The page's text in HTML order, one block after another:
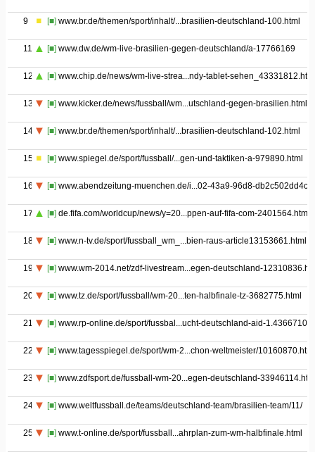
9 [■] www.br.de/themen/sport/inhalt/...brasilien-deutschland-100.html
11 [■] www.dw.de/wm-live-brasilien-gegen-deutschland/a-17766169
12 [■] www.chip.de/news/wm-live-strea...ndy-tablet-
13 [■] www.kicker.de/news/fussball/wm...utschland-gegen-brasilien.html
14 [■] www.br.de/themen/sport/inhalt/...brasilien-deutschland-102.html
15 [■] www.spiegel.de/sport/fussball/...gen-und-taktiken-a-979890.html
16 [■] www.abendzeitung-muenchen.de/i...02-43a9-96d8-
17 [■] de.fifa.com/worldcup/news/y=20...ppen-auf-fifa-com-2401564.html
18 [■] www.n-tv.de/sport/fussball_wm_...bien-raus-article13153661.html
19 [■] www.wm-2014.net/zdf-livestream...egen-deutschland-
20 [■] www.tz.de/sport/fussball/wm-20...ten-halbfinale-tz-3682775.html
21 [■] www.rp-online.de/sport/fussbal...ucht-deutschland-aid-1.4366710
22 [■] www.tagesspiegel.de/sport/wm-2...chon-weltmeister/10160870.html
23 [■] www.zdfsport.de/fussball-wm-20...egen-deutschland-
24 [■] www.weltfussball.de/teams/deutschland-team/brasilien-team/11/
25 [■] www.t-online.de/sport/fussball...ahrplan-zum-wm-halbfinale.html